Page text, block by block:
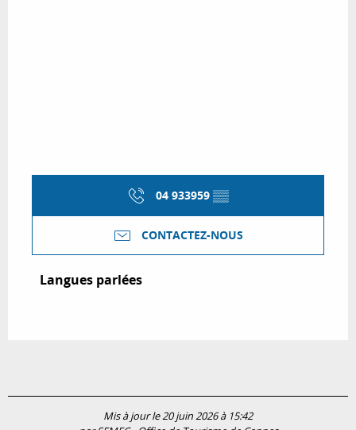
04 933959 ▒▒
CONTACTEZ-NOUS
Langues parlées
Langues parlées
Mis à jour le 20 juin 2026 à 15:42